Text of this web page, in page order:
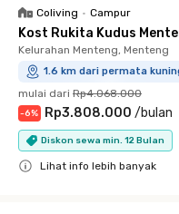
Coliving • Campur
Kost Rukita Kudus
Kelurahan Menteng, Menteng
1.6 km dari permata
mulai dari Rp4.068.000
-6% Rp3.808.000 /bulan
Diskon sewa min. 12 Bulan
Lihat info lebih banyak